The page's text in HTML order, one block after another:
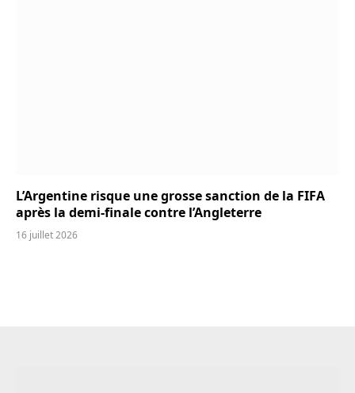
L’Argentine risque une grosse sanction de la FIFA
après la demi-finale contre l’Angleterre
16 juillet 2026